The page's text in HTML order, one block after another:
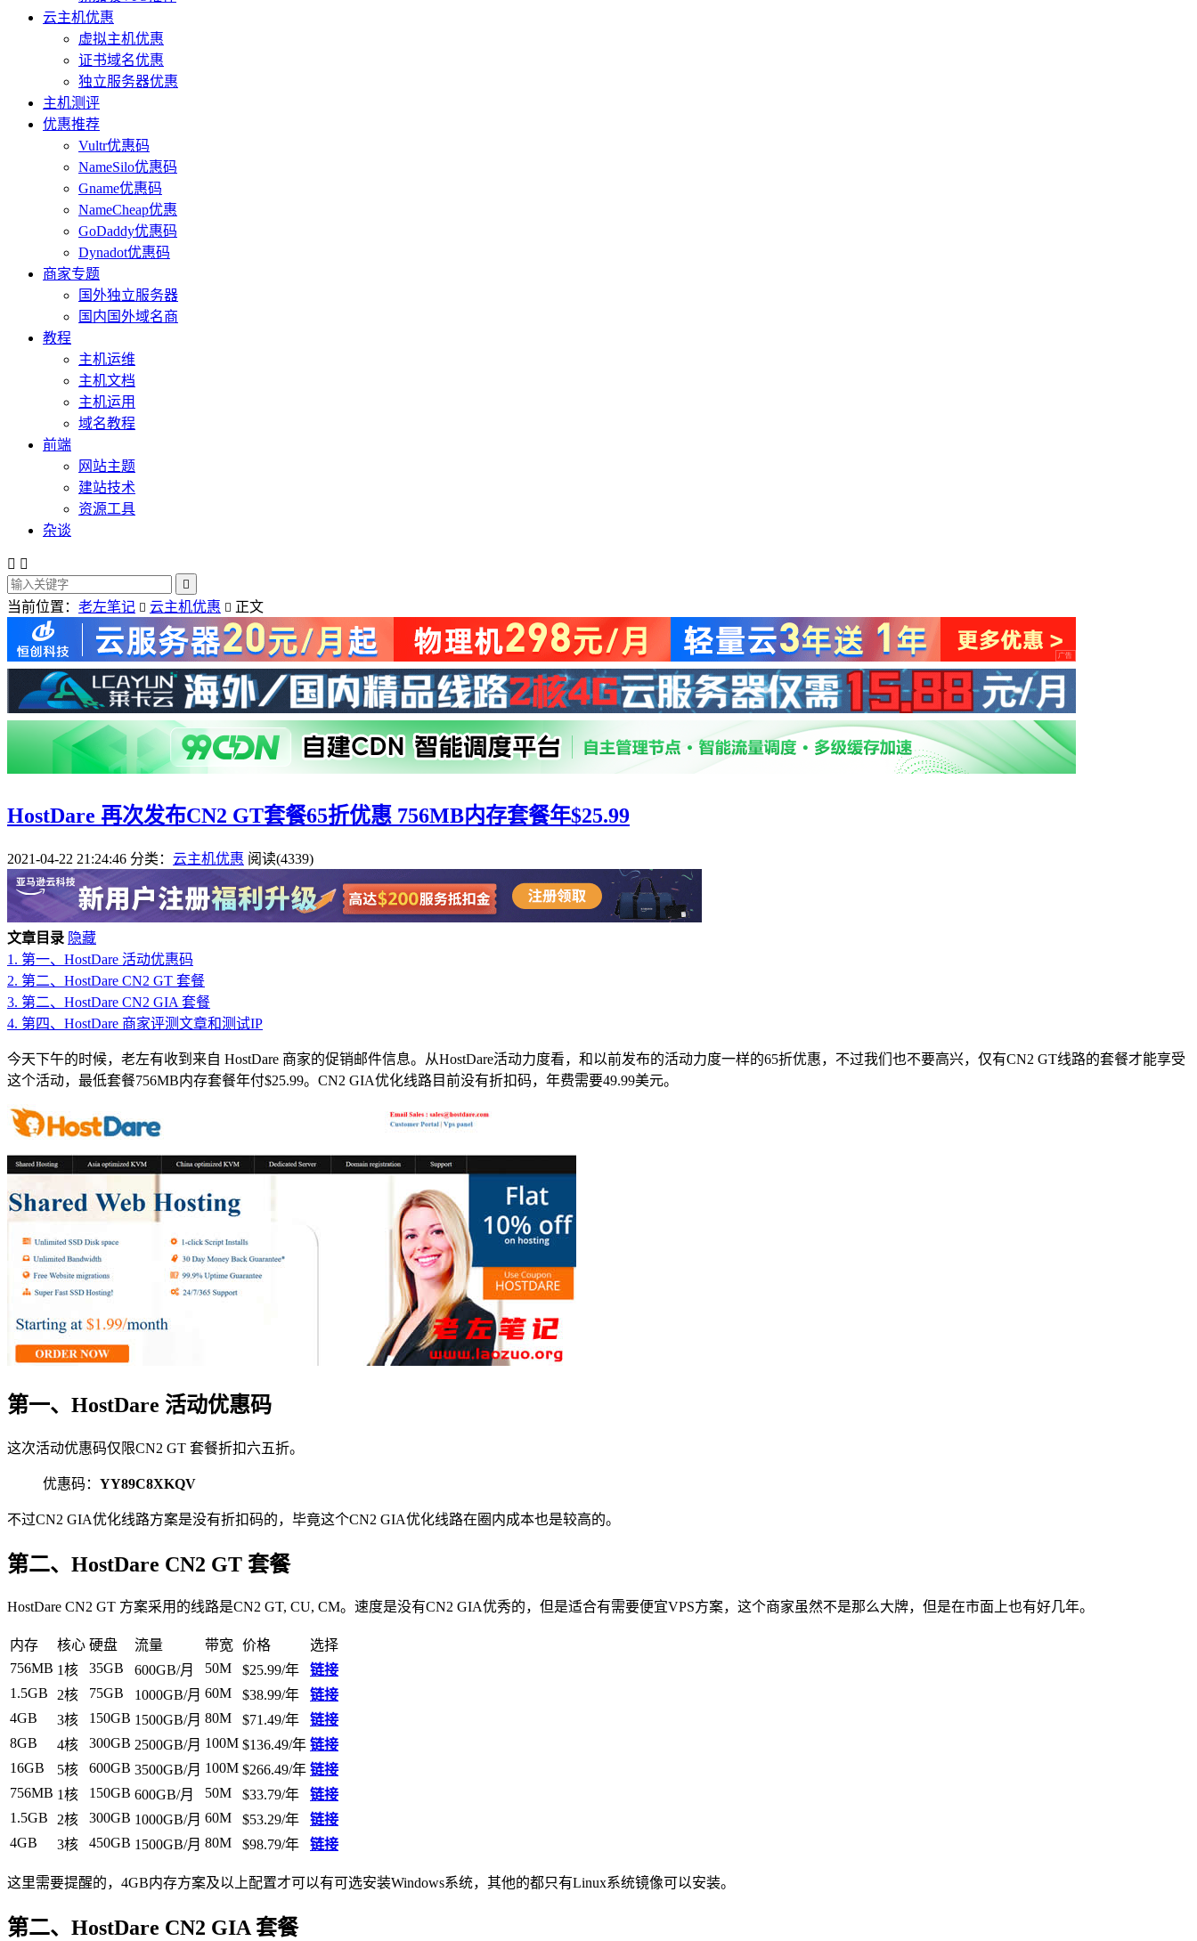
云主机优惠
虚拟主机优惠
证书域名优惠
独立服务器优惠
主机测评
优惠推荐
Vultr优惠码
NameSilo优惠码
Gname优惠码
NameCheap优惠
GoDaddy优惠码
Dynadot优惠码
商家专题
国外独立服务器
国内国外域名商
教程
主机运维
主机文档
主机运用
域名教程
前端
网站主题
建站技术
资源工具
杂谈
 

当前位置： 老左笔记  云主机优惠  正文
HostDare 再次发布CN2 GT套餐65折优惠 756MB内存套餐年$25.99
2021-04-22 21:24:46 分类： 云主机优惠 阅读(4339)
文章目录 隐藏
1. 第一、HostDare 活动优惠码
2. 第二、HostDare CN2 GT 套餐
3. 第二、HostDare CN2 GIA 套餐
4. 第四、HostDare 商家评测文章和测试IP
今天下午的时候，老左有收到来自 HostDare 商家的促销邮件信息。从HostDare活动力度看，和以前发布的活动力度一样的65折优惠，不过我们也不要高兴，仅有CN2 GT线路的套餐才能享受
这个活动，最低套餐756MB内存套餐年付$25.99。CN2 GIA优化线路目前没有折扣码，年费需要49.99美元。
第一、HostDare 活动优惠码
这次活动优惠码仅限CN2 GT 套餐折扣六五折。
优惠码： YY89C8XKQV
不过CN2 GIA优化线路方案是没有折扣码的，毕竟这个CN2 GIA优化线路在圈内成本也是较高的。
第二、HostDare CN2 GT 套餐
HostDare CN2 GT 方案采用的线路是CN2 GT, CU, CM。速度是没有CN2 GIA优秀的，但是适合有需要便宜VPS方案，这个商家虽然不是那么大牌，但是在市面上也有好几年。
内存 核心 硬盘 流量 带宽 价格
选择
756MB 1核 35GB 600GB/月 50M $25.99/年
链接
1.5GB
2核 75GB 1000GB/月 60M $38.99/年
链接
4GB
3核 150GB 1500GB/月 80M $71.49/年
链接
8GB
4核 300GB 2500GB/月 100M $136.49/年 链接
16GB
5核 600GB 3500GB/月 100M $266.49/年 链接
756MB 1核 150GB 600GB/月 50M $33.79/年
链接
1.5GB
2核 300GB 1000GB/月 60M $53.29/年
链接
4GB
3核 450GB 1500GB/月 80M $98.79/年 链接
这里需要提醒的，4GB内存方案及以上配置才可以有可选安装Windows系统，其他的都只有Linux系统镜像可以安装。
第二、HostDare CN2 GIA 套餐